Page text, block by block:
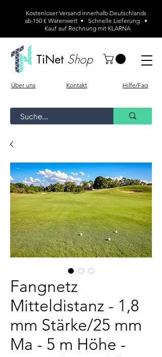
Kostenloser Versand innerhalb Deutschlands
ab 150 € Warenwert • Schnelle Lieferung •
Kauf auf Rechnung mit KLARNA
TiNet Shop
Über uns Kontakt Hilfe/Faq
Fangnetz
Mitteldistanz - 1,8
mm Stärke/25 mm
Ma - 5 m Höhe -